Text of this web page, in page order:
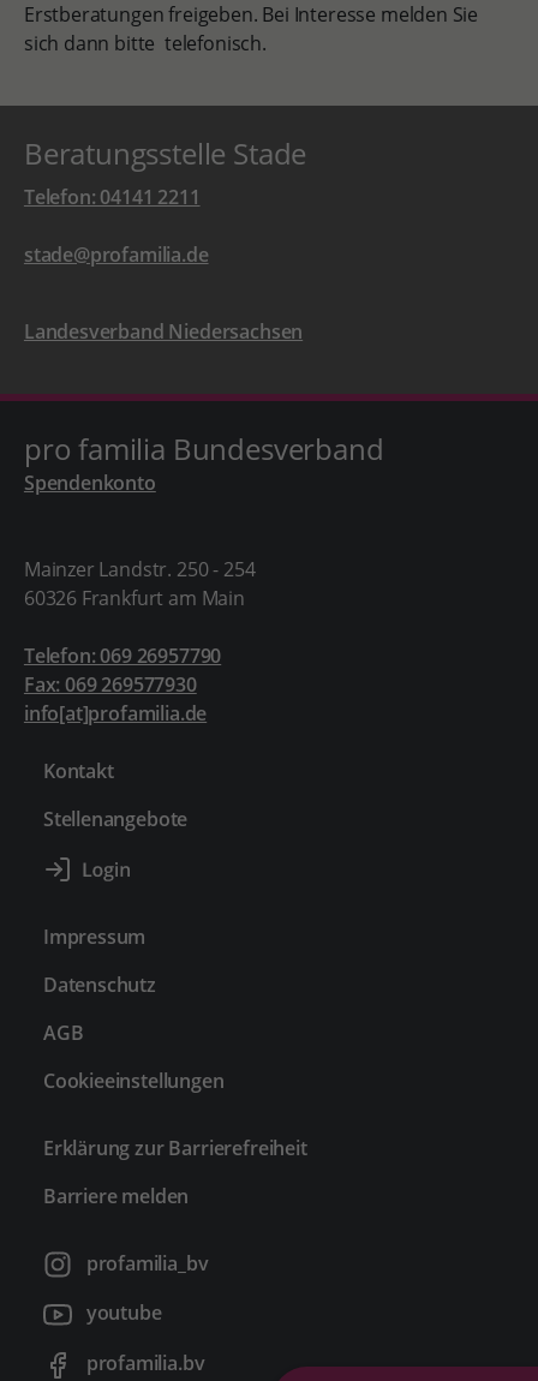
Erstberatungen freigeben. Bei Interesse melden Sie
sich dann bitte telefonisch.
Beratungsstelle Stade
Telefon: 04141 2211
stade@profamilia.de
Landesverband Niedersachsen
pro familia Bundesverband
Spendenkonto
Mainzer Landstr. 250 - 254
60326 Frankfurt am Main
Telefon: 069 26957790
Fax: 069 269577930
info[at]profamilia.de
Kontakt
Stellenangebote
Impressum
Datenschutz
AGB
Cookieeinstellungen
Erklärung zur Barrierefreiheit
Barriere melden
profamilia_bv
youtube
profamilia.bv